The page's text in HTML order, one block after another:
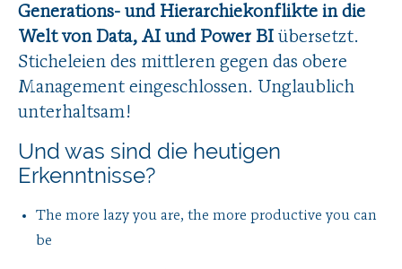
Generations- und Hierarchiekonflikte in die
Welt von Data, AI und Power BI übersetzt.
Sticheleien des mittleren gegen das obere
Management eingeschlossen. Unglaublich
unterhaltsam!
Und was sind die heutigen
Erkenntnisse?
The more lazy you are, the more productive you can
be